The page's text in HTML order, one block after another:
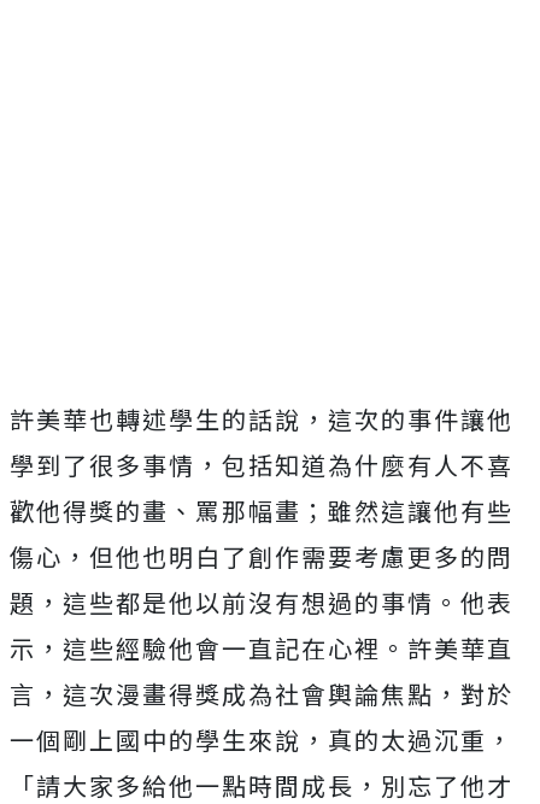
許美華也轉述學生的話說，這次的事件讓他
學到了很多事情，包括知道為什麼有人不喜
歡他得獎的畫、罵那幅畫；雖然這讓他有些
傷心，但他也明白了創作需要考慮更多的問
題，這些都是他以前沒有想過的事情。他表
示，這些經驗他會一直記在心裡。 許美華直
言，這次漫畫得獎成為社會輿論焦點，對於
一個剛上國中的學生來說，真的太過沉重，
「請大家多給他一點時間成長，別忘了他才